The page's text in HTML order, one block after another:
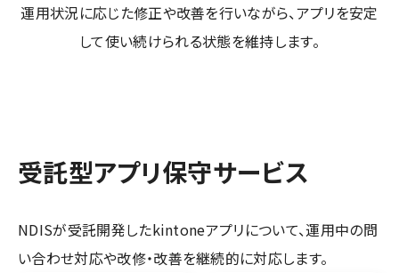
運用状況に応じた修正や改善を行いながら、アプリを安定
して使い続けられる状態を維持します。
受託型アプリ保守サービス
NDISが受託開発したkintoneアプリについて、運用中の問
い合わせ対応や改修・改善を継続的に対応します。